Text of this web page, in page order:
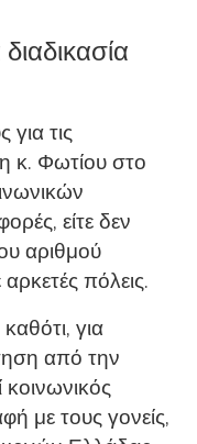
τις
κ. Φωτίου στο
είτε δεν
αριθμού
πόλεις.
για
από την
με τους γονείς,